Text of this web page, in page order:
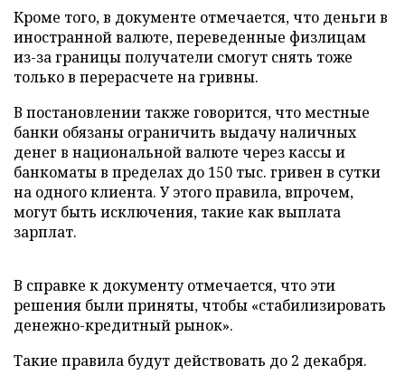
Кроме того, в документе отмечается, что деньги в
иностранной валюте, переведенные физлицам
из-за границы получатели смогут снять тоже
только в перерасчете на гривны.
В постановлении также говорится, что местные
банки обязаны ограничить выдачу наличных
денег в национальной валюте через кассы и
банкоматы в пределах до 150 тыс. гривен в сутки
на одного клиента. У этого правила, впрочем,
могут быть исключения, такие как выплата
зарплат.
В справке к документу отмечается, что эти
решения были приняты, чтобы «стабилизировать
денежно-кредитный рынок».
Такие правила будут действовать до 2 декабря.